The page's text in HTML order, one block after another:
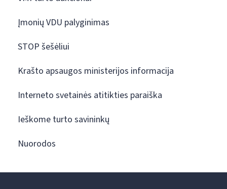
Įmonių VDU palyginimas
STOP šešėliui
Krašto apsaugos ministerijos informacija
Interneto svetainės atitikties paraiška
Ieškome turto savininkų
Nuorodos